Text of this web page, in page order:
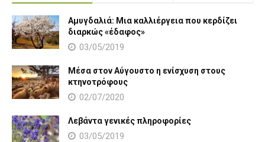
Αμυγδαλιά: Μια καλλιέργεια που κερδίζει
διαρκώς «έδαφος»
03/05/2019
Μέσα στον Αύγουστο η ενίσχυση στους
κτηνοτρόφους
02/07/2020
Λεβάντα γενικές πληροφορίες
03/05/2019